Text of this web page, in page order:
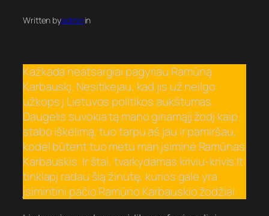
Written byadminin
Kažkada neatsargiai pagyriau Ramūną
Karbauskį. Nesitikėjau, kad jis už neilgo
užkops į Lietuvos politikos aukštumas.
Daugelis suvokia tą mano giriamąjį žodį kaip
stabo iškėlimą, tuo tarpu aš jau ir pamiršau,
kodėl būtent tuo metu man įsiminė Ramūnas
Karbauskis. Ir štai, tvarkydamas kriviu-krivis.lt
tinklapį radau šią žinutę, kurios gale yra
įsimintini pačio Ramūno Karbauskio žodžiai